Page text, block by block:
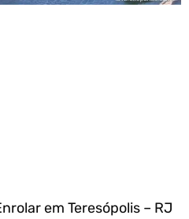
em Teresópolis – RJ